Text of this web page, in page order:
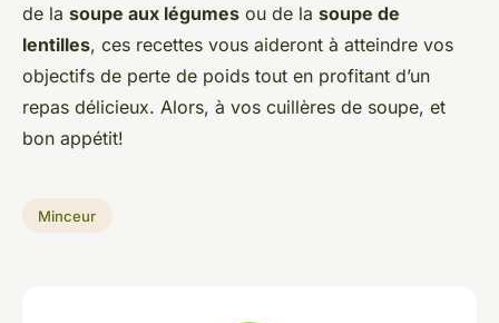
de la soupe aux légumes ou de la soupe de
lentilles, ces recettes vous aideront à atteindre vos
objectifs de perte de poids tout en profitant d’un
repas délicieux. Alors, à vos cuillères de soupe, et
bon appétit!
Minceur